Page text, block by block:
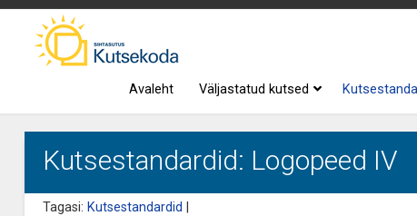
Avaleht Väljastatud kutsed
Kutsestandardid: Logopeed IV
Tagasi: Kutsestandardid